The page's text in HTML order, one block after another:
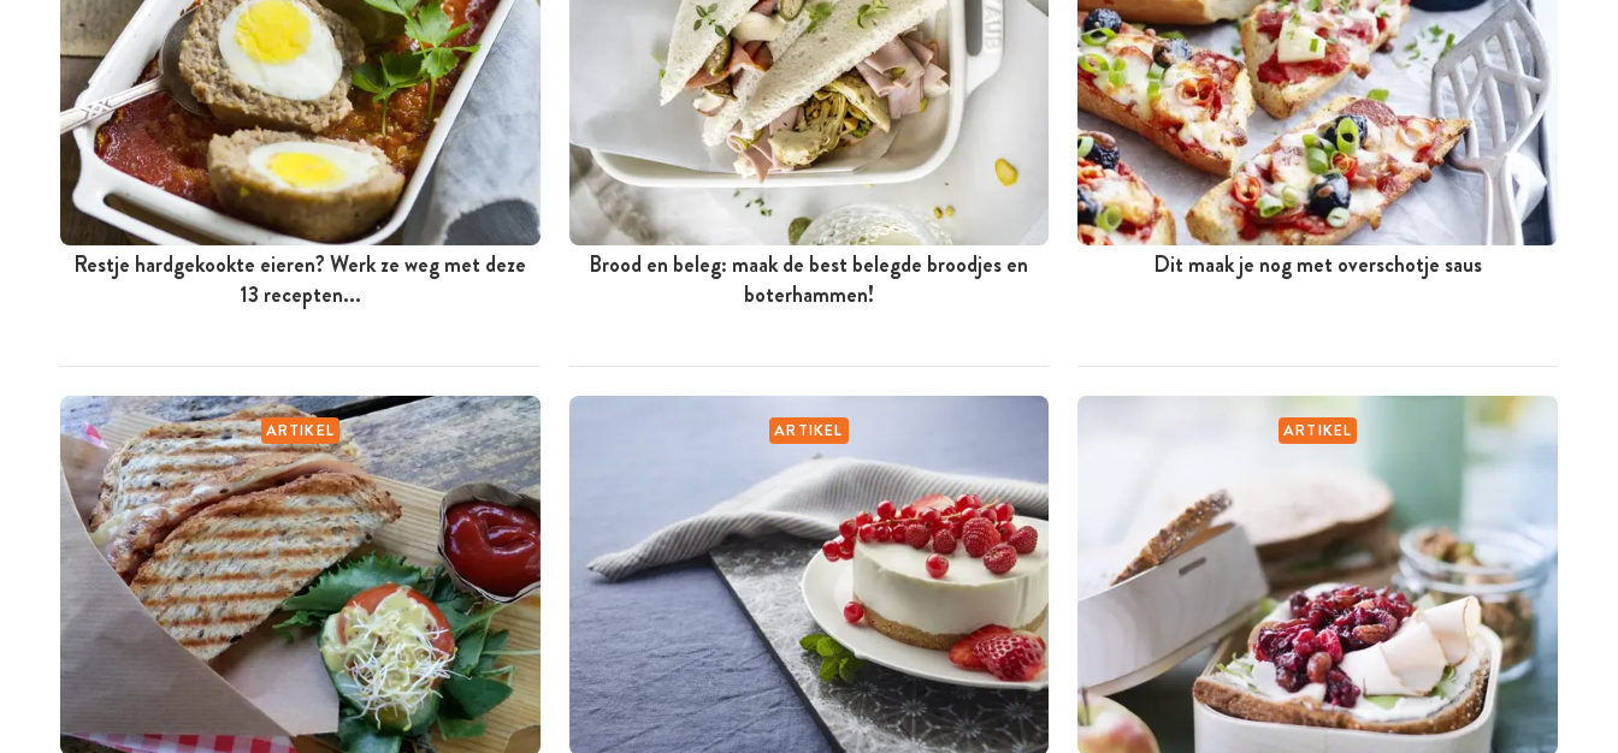
Restje hardgekookte eieren? Werk ze weg met deze
13 recepten...
Brood en beleg: maak de best belegde broodjes en
boterhammen!
Dit maak je nog met overschotje saus
ARTIKEL ARTIKEL ARTIKEL